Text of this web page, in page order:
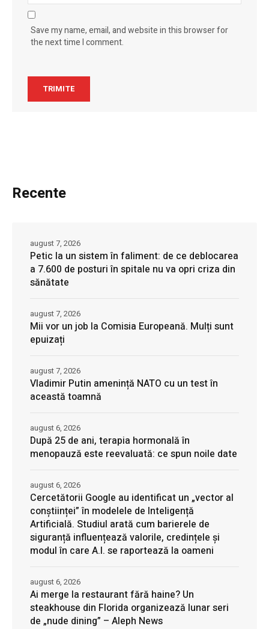
Save my name, email, and website in this browser for
the next time I comment.
Recente
Petic la un sistem în faliment: de ce deblocarea
a 7.600 de posturi în spitale nu va opri criza din
sănătate
august 7, 2026
Mii vor un job la Comisia Europeană. Mulți sunt
epuizați
august 7, 2026
Vladimir Putin amenință NATO cu un test în
această toamnă
august 7, 2026
După 25 de ani, terapia hormonală în
menopauză este reevaluată: ce spun noile date
august 6, 2026
Cercetătorii Google au identificat un „vector al
conștiinței” în modelele de Inteligență
Artificială. Studiul arată cum barierele de
siguranță influențează valorile, credințele și
modul în care A.I. se raportează la oameni
august 6, 2026
Ai merge la restaurant fără haine? Un
steakhouse din Florida organizează lunar seri
de „nude dining” – Aleph News
august 6, 2026